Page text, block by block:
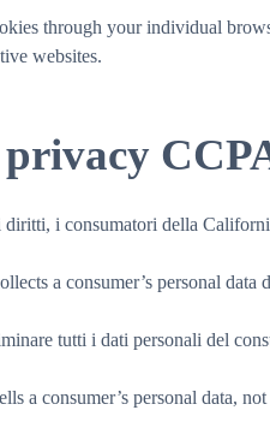
through your individual
websites.
i consumatori della
a consumer’s personal
tutti i dati personali del
a consumer’s personal data,